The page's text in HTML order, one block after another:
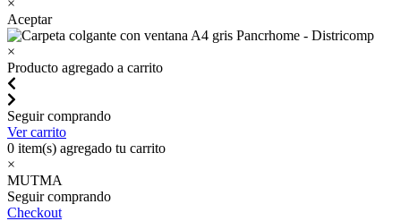
×
Aceptar
×
Producto agregado a carrito
Seguir comprando
Ver carrito
0 item(s) agregado tu carrito
×
MUTMA
Seguir comprando
Checkout